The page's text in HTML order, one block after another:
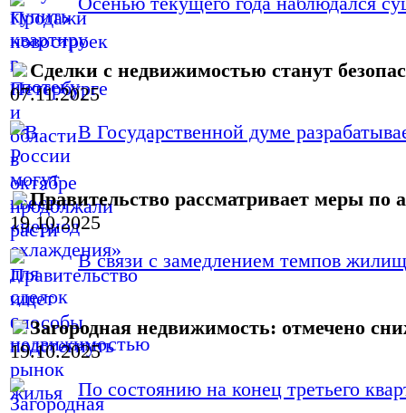
Сделки с недвижимостью станут
07.11.2025
В Государственной думе
Правительство рассматривает меры
19.10.2025
В связи с замедлением темпов
Загородная недвижимость: отмечено
19.10.2025
По состоянию на конец третьего